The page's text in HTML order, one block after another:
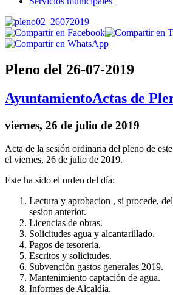
Pleno del 26-07-2019
AyuntamientoActas de
viernes, 26 de julio de 2019
Acta de la sesión ordinaria del pleno de
el viernes, 26 de julio de 2019.
Este ha sido el orden del día:
Lectura y aprobacion , si procede,
sesion anterior.
Licencias de obras.
Solicitudes agua y alcantarillado.
Pagos de tesoreria.
Escritos y solicitudes.
Subvención gastos generales 2019.
Mantenimiento captación de agua.
Informes de Alcaldía.